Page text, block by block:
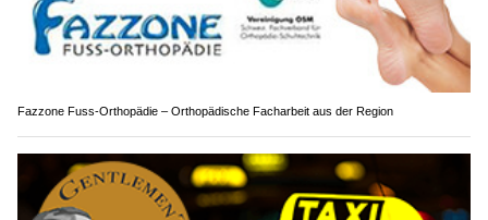
Fazzone Fuss-Orthopädie – Orthopädische Facharbeit aus der Region